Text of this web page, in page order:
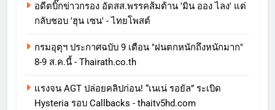
อดีตบิ๊กข่าวกรอง อัดสส.พรรคส้มต้าน 'มิน ออง ไลง' แต่
กลับชอบ 'ฮุน เซน' - ไทยโพสต์
กรมอุตุฯ ประกาศฉบับ 9 เตือน "ฝนตกหนักถึงหนักมาก"
8-9 ส.ค.นี้ - Thairath.co.th
แรงจน AGT ปล่อยคลิปก่อน! “เนเน่ รอยัล” ระเบิด
Hysteria รอบ Callbacks - thaitv5hd.com